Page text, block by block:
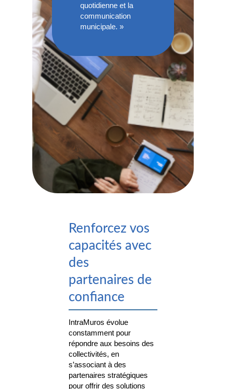
quotidienne et la
communication
municipale. »
Renforcez vos
capacités avec
des
partenaires de
confiance
IntraMuros évolue
constamment pour
répondre aux besoins des
collectivités, en
s’associant à des
partenaires stratégiques
pour offrir des solutions